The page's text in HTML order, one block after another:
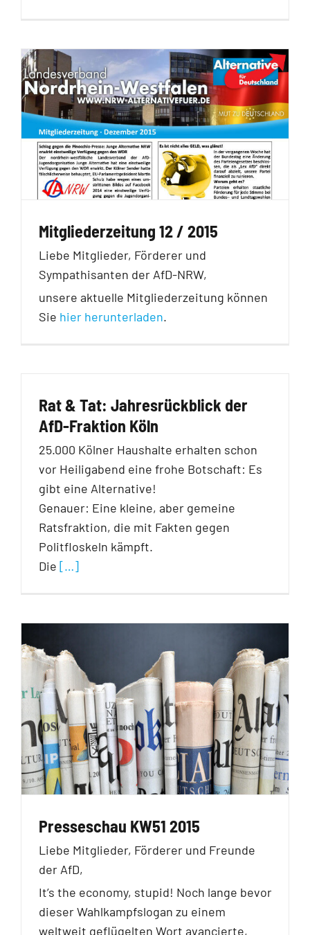
Mitgliederzeitung 12 / 2015
Liebe Mitglieder, Förderer und
Sympathisanten der AfD-NRW,
unsere aktuelle Mitgliederzeitung können
Sie hier herunterladen.
Rat & Tat: Jahresrückblick der
AfD-Fraktion Köln
25.000 Kölner Haushalte erhalten schon
vor Heiligabend eine frohe Botschaft: Es
gibt eine Alternative!
Genauer: Eine kleine, aber gemeine
Ratsfraktion, die mit Fakten gegen
Politfloskeln kämpft.
Die […]
Presseschau KW51 2015
Liebe Mitglieder, Förderer und Freunde
der AfD,
It’s the economy, stupid! Noch lange bevor
dieser Wahlkampfslogan zu einem
weltweit geflügelten Wort avancierte,